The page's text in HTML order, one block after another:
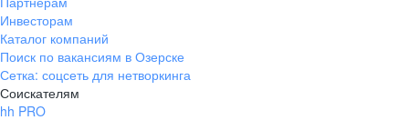
Инвесторам
Каталог компаний
Поиск по вакансиям в Озерске
Сетка: соцсеть для нетворкинга
Соискателям
hh PRO